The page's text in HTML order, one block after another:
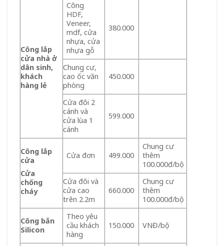
Công lắp
cửa nhà ở
dân sinh,
khách
hàng lẻ
Công
HDF,
Veneer,
mdf, cửa
nhựa, cửa
nhựa gỗ
380.000
Chung cư,
cao ốc văn
phòng
450.000
Cửa đôi 2
cánh và
cửa lùa 1
cánh
599.000
Công lắp
cửa
Cửa
chống
cháy
Cửa đơn 499.000
Chung cư
thêm
100.000đ/bộ
Cửa đôi và
cửa cao
trên 2.2m
660.000
Chung cư
thêm
100.000đ/bộ
Công bắn
Silicon
Theo yêu
cầu khách
hàng
150.000 VNĐ/bộ